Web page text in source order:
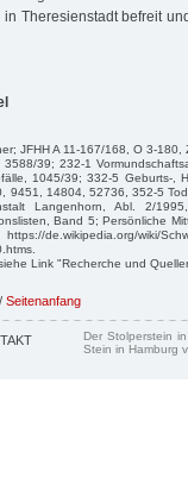
Theresienstadt befreit
JFHH A 11-167/168, O 3-180,
39; 232-1
1045/39; 332-5 Geburts-,
9451, 14804, 52736, 352-5
Langenhorn, Abl. 2/
Band 5; Persönliche
wiki/
Link "Recherche und
/ Seitenanfang
Der Stolperstein
Stein in Hamburg